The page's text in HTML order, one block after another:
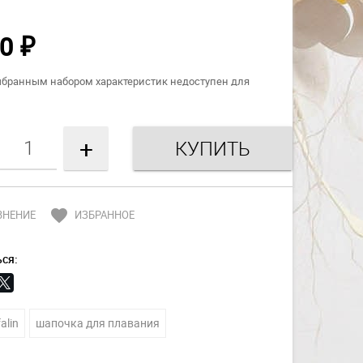
₽
набором характеристик недоступен для
+
favorite ИЗБРАННОЕ
шапочка для плавания